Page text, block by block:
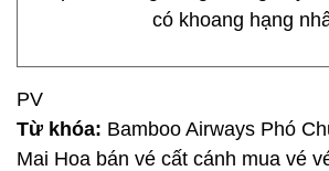
có khoang hạng
PV
Từ khóa: Bamboo Airways Phó
Mai Hoa bán vé cất cánh mua vé